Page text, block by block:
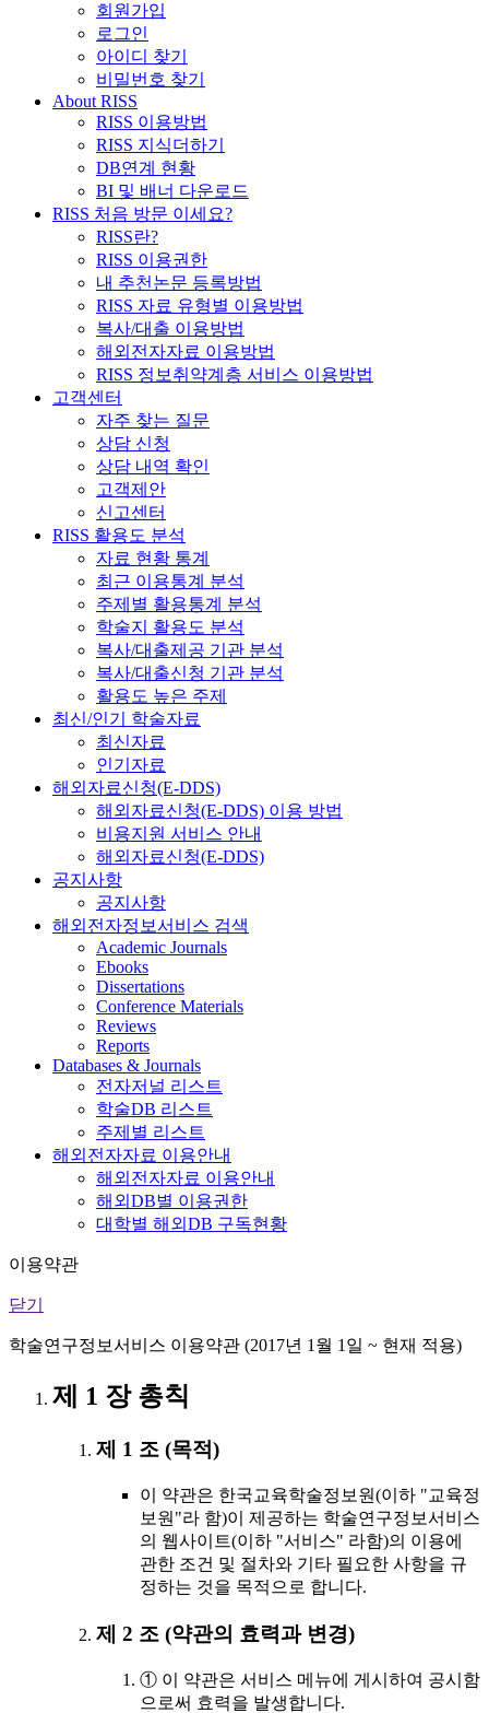
회원가입
로그인
아이디 찾기
비밀번호 찾기
About RISS
RISS 이용방법
RISS 지식더하기
DB연계 현황
BI 및 배너 다운로드
RISS 처음 방문 이세요?
RISS란?
RISS 이용권한
내 추천논문 등록방법
RISS 자료 유형별 이용방법
복사/대출 이용방법
해외전자자료 이용방법
RISS 정보취약계층 서비스 이용방법
고객센터
자주 찾는 질문
상담 신청
상담 내역 확인
고객제안
신고센터
RISS 활용도 분석
자료 현황 통계
최근 이용통계 분석
주제별 활용통계 분석
학술지 활용도 분석
복사/대출제공 기관 분석
복사/대출신청 기관 분석
활용도 높은 주제
최신/인기 학술자료
최신자료
인기자료
해외자료신청(E-DDS)
해외자료신청(E-DDS) 이용 방법
비용지원 서비스 안내
해외자료신청(E-DDS)
공지사항
공지사항
해외전자정보서비스 검색
Academic Journals
Ebooks
Dissertations
Conference Materials
Reviews
Reports
Databases & Journals
전자저널 리스트
학술DB 리스트
주제별 리스트
해외전자자료 이용안내
해외전자자료 이용안내
해외DB별 이용권한
대학별 해외DB 구독현황
이용약관
닫기
학술연구정보서비스 이용약관 (2017년 1월 1일 ~ 현재 적용)
제 1 장 총칙
제 1 조 (목적)
이 약관은 한국교육학술정보원(이하 "교육정
보원"라 함)이 제공하는 학술연구정보서비스
의 웹사이트(이하 "서비스" 라함)의 이용에
관한 조건 및 절차와 기타 필요한 사항을 규
정하는 것을 목적으로 합니다.
제 2 조 (약관의 효력과 변경)
① 이 약관은 서비스 메뉴에 게시하여 공시함
으로써 효력을 발생합니다.